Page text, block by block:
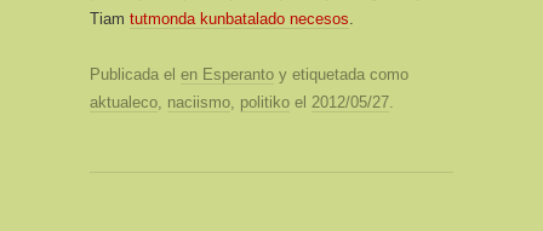
Tiam tutmonda kunbatalado necesos.
Publicada el en Esperanto y etiquetada como
aktualeco, naciismo, politiko el 2012/05/27.